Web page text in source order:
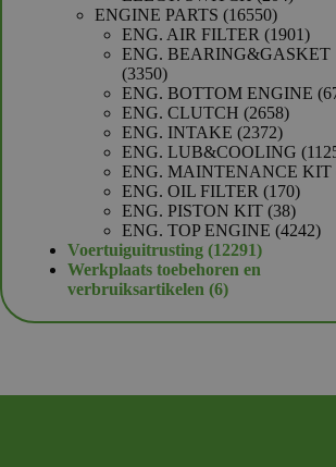
ENGINE PARTS 1655016550
producten
ENG. AIR FILTER 19011901
ENG. BEARING&GASKET
33503350
producten
ENG. BOTTOM ENGINE
ENG. CLUTCH 26582658
ENG. INTAKE 23722372
ENG. LUB&COOLING
ENG. MAINTENANCE KIT
ENG. OIL FILTER 170170
ENG. PISTON KIT 3838
ENG. TOP ENGINE 4242
Voertuiguitrusting 1229112291
producten
Werkplaats toebehoren en
verbruiksartikelen 66